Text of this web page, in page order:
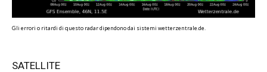
Gli errori o ritardi di questo radar dipendono dai sistemi wetterzentrale.de.
SATELLITE